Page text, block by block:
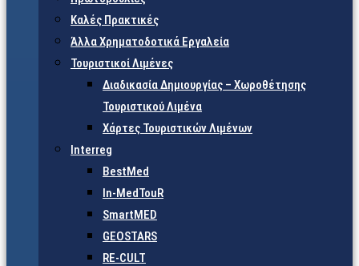
Καλές Πρακτικές
Άλλα Χρηματοδοτικά Εργαλεία
Τουριστικοί Λιμένες
Διαδικασία Δημιουργίας – Χωροθέτησης
Τουριστικού Λιμένα
Χάρτες Τουριστικών Λιμένων
Interreg
BestMed
In-MedTouR
SmartMED
GEOSTARS
RE-CULT